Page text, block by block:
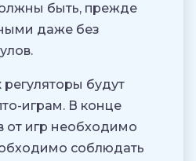
быть, прежде
даже без
будут
играм. В конце
от игр необходимо
соблюдать